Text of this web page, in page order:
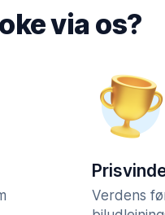
via os?
Verdens